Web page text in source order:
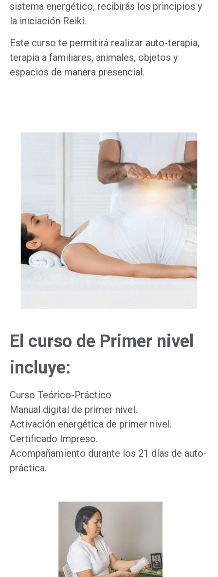
sistema energético, recibirás los principios y
la iniciación Reiki.
Este curso te permitirá realizar auto-terapia,
terapia a familiares, animales, objetos y
espacios de manera presencial.
El curso de Primer nivel
incluye:
Curso Teórico-Práctico
Manual digital de primer nivel.
Activación energética de primer nivel.
Certificado Impreso.
Acompañamiento durante los 21 días de auto-
práctica.